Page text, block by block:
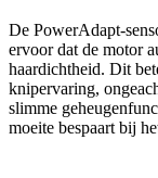
De PowerAdapt-
ervoor dat de motor
haardichtheid. Dit
knipervaring,
slimme
moeite bespaart bij